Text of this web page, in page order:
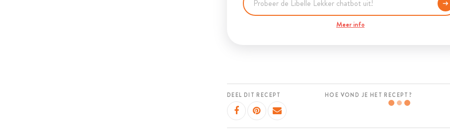
Meer info
DEEL DIT RECEPT HOE VOND JE HET RECEPT?